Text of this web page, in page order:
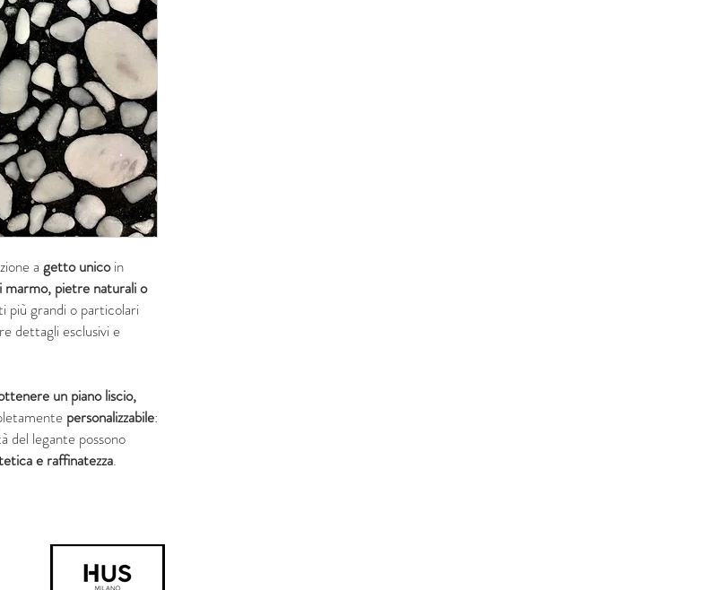
a getto unicoin
marmo, pietre naturali o
più grandi o particolari
dettagli esclusivi e
un piano liscio,
personalizzabile:
del legante possono
e raffinatezza.